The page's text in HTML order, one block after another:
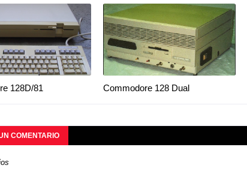
128D/81 Commodore 128 Dual
COMENTARIO